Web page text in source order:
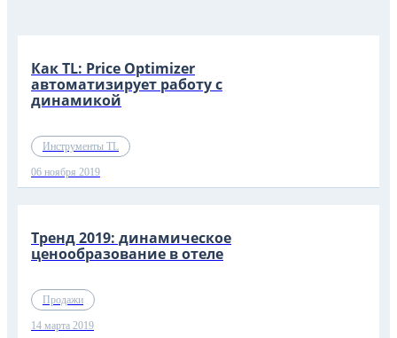
Как TL: Price Optimizer
автоматизирует работу с
динамикой
Инструменты TL
06 ноября 2019
Тренд 2019: динамическое
ценообразование в отеле
Продажи
14 марта 2019